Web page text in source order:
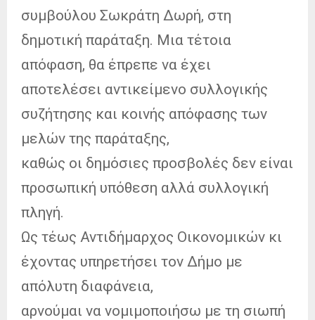
συμβούλου Σωκράτη Δωρή, στη
δημοτική παράταξη. Μια τέτοια
απόφαση, θα έπρεπε να έχει
αποτελέσει αντικείμενο συλλογικής
συζήτησης και κοινής απόφασης των
μελών της παράταξης,
καθώς οι δημόσιες προσβολές δεν είναι
προσωπική υπόθεση αλλά συλλογική
πληγή.
Ως τέως Αντιδήμαρχος Οικονομικών κι
έχοντας υπηρετήσει τον Δήμο με
απόλυτη διαφάνεια,
αρνούμαι να νομιμοποιήσω με τη σιωπή